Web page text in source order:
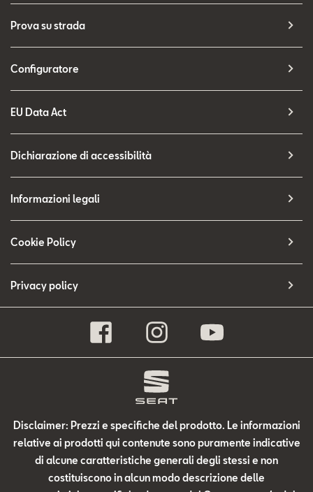
Prova su strada
Configuratore
EU Data Act
Dichiarazione di accessibilità
Informazioni legali
Cookie Policy
Privacy policy
Disclaimer: Prezzi e specifiche del prodotto. Le informazioni
relative ai prodotti qui contenute sono puramente indicative
di alcune caratteristiche generali degli stessi e non
costituiscono in alcun modo descrizione delle